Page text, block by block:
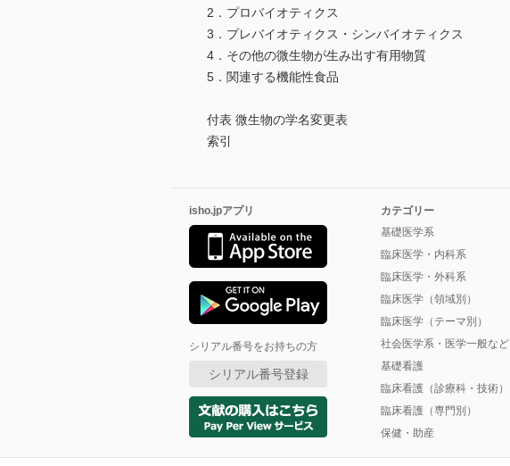
2．プロバイオティクス
3．プレバイオティクス・シンバイオティクス
4．その他の微生物が生み出す有用物質
5．関連する機能性食品
付表 微生物の学名変更表
索引
isho.jpアプリ
シリアル番号をお持ちの方
シリアル番号登録
カテゴリー
基礎医学系
臨床医学・内科系
臨床医学・外科系
臨床医学（領域別）
臨床医学（テーマ別）
社会医学系・医学一般など
基礎看護
臨床看護（診療科・技術）
臨床看護（専門別）
保健・助産